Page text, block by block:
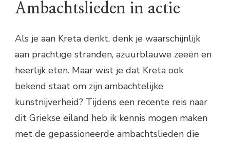
Ambachtslieden in actie
Als je aan Kreta denkt, denk je waarschijnlijk
aan prachtige stranden, azuurblauwe zeeën en
heerlijk eten. Maar wist je dat Kreta ook
bekend staat om zijn ambachtelijke
kunstnijverheid? Tijdens een recente reis naar
dit Griekse eiland heb ik kennis mogen maken
met de gepassioneerde ambachtslieden die